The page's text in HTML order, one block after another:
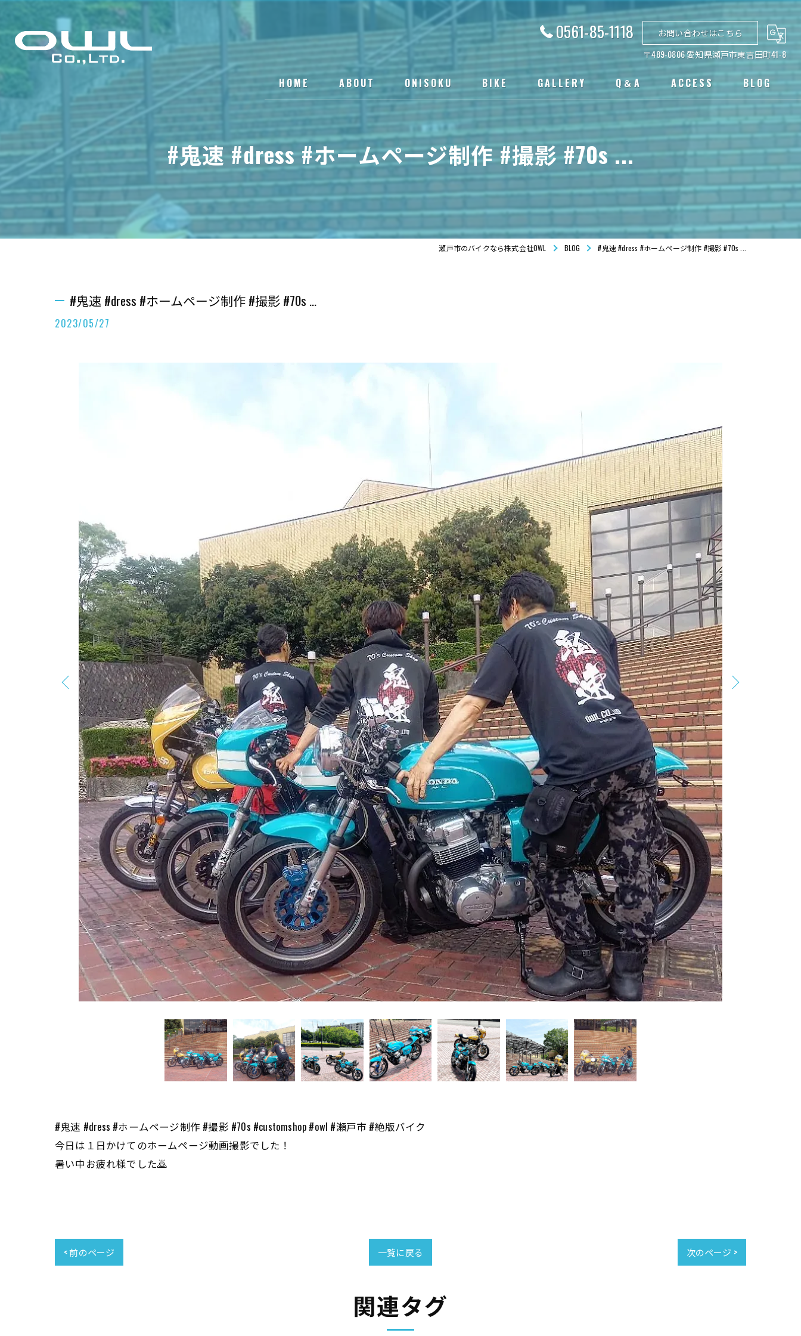
0561-85-1118
お問い合わせはこちら
〒489-0806 愛知県瀬戸市東吉田町41-8
HOME ABOUT ONISOKU BIKE GALLERY Q＆A ACCESS BLOG
#鬼速 #dress #ホームページ制作 #撮影 #70s ...
瀬戸市のバイクなら株式会社OWL BLOG #鬼速 #dress #ホームページ制作 #撮影 #70s ...
#鬼速 #dress #ホームページ制作 #撮影 #70s ...
2023/05/27
#鬼速 #dress #ホームページ制作 #撮影 #70s #customshop #owl #瀬戸市 #絶版バイク
今日は１日かけてのホームページ動画撮影でした！
暑い中お疲れ様でした🙇
< 前のページ 一覧に戻る 次のページ >
関連タグ